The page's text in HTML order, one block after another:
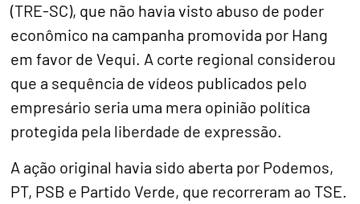
(TRE-SC), que não havia visto abuso de poder
econômico na campanha promovida por Hang
em favor de Vequi. A corte regional considerou
que a sequência de vídeos publicados pelo
empresário seria uma mera opinião política
protegida pela liberdade de expressão.
A ação original havia sido aberta por Podemos,
PT, PSB e Partido Verde, que recorreram ao TSE.